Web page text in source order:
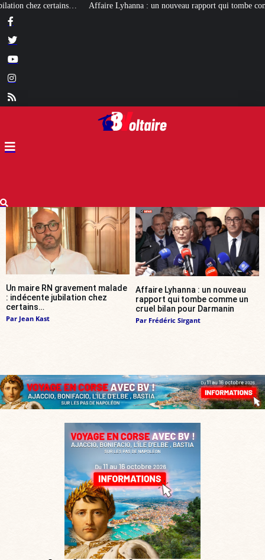
: un nouveau rapport qui tombe comme un cruel bilan pour Darmanin
Un maire RN gravement malade
: indécente jubilation chez
certains…
Par Jean Kast
Affaire Lyhanna : un nouveau
rapport qui tombe comme un
cruel bilan pour Darmanin
Par Frédéric Sirgant